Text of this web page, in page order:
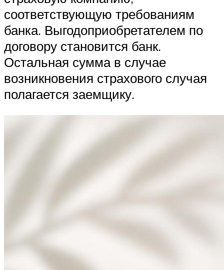
соответствующую требованиям
банка. Выгодоприобретателем по
договору становится банк.
Остальная сумма в случае
возникновения страхового случая
полагается заемщику.